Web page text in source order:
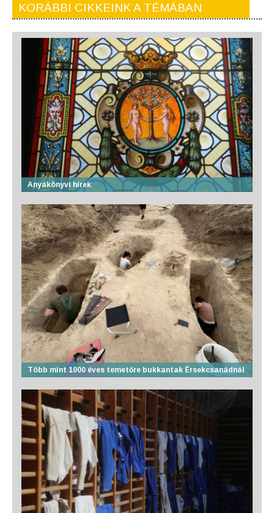
KORÁBBI CIKKEINK A TÉMÁBAN
Anyakönyvi hírek
Több mint 1000 éves temetőre bukkantak Érsekcsanádnál